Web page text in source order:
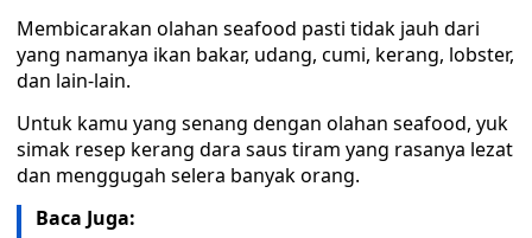
Membicarakan olahan seafood pasti tidak jauh dari
yang namanya ikan bakar, udang, cumi, kerang, lobster,
dan lain-lain.
Untuk kamu yang senang dengan olahan seafood, yuk
simak resep kerang dara saus tiram yang rasanya lezat
dan menggugah selera banyak orang.
Baca Juga: